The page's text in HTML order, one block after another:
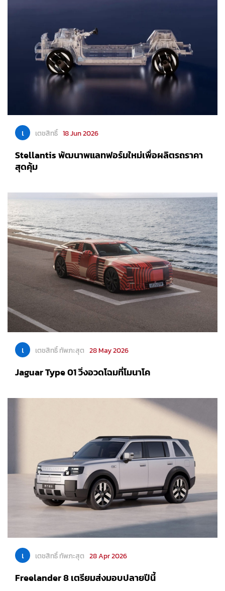
เ เตชสิทธิ์ 18 Jun 2026
Stellantis พัฒนาพแลทฟอร์มใหม่เพื่อผลิตรถราคา
สุดคุ้ม
เ เตชสิทธิ์ ทัพภะสุต 28 May 2026
Jaguar Type 01 วิ่งอวดโฉมที่โมนาโค
เ เตชสิทธิ์ ทัพภะสุต 28 Apr 2026
Freelander 8 เตรียมส่งมอบปลายปีนี้